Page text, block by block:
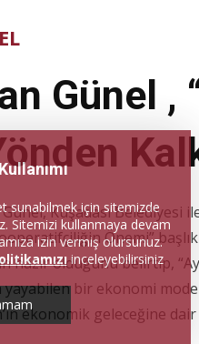
Günel ,
Kuşadası Belediyesi
Önemi”
hazır olduğunu belirtip,
bir ekonomi
ekonomik geleceğine
sunabilmek için sitemizde
Sitemizi kullanmaya devam
izin vermiş olursunuz.
inceleyebilirsiniz